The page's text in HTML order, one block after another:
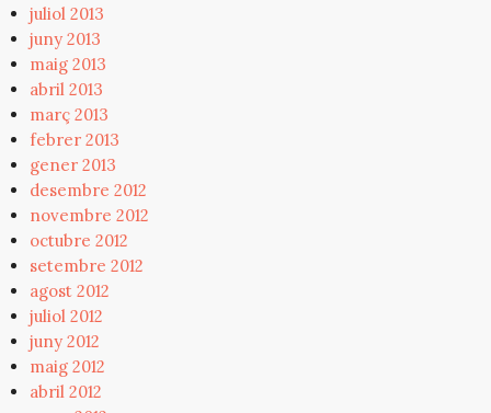
juliol 2013
juny 2013
maig 2013
abril 2013
març 2013
febrer 2013
gener 2013
desembre 2012
novembre 2012
octubre 2012
setembre 2012
agost 2012
juliol 2012
juny 2012
maig 2012
abril 2012